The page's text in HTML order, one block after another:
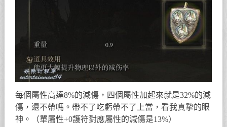
每個屬性高達8%的減傷，四個屬性加起來就是32%的減
傷，還不帶嗎。帶不了吃虧帶不了上當，看我真摯的眼
神。（單屬性+0護符對應屬性的減傷是13%）